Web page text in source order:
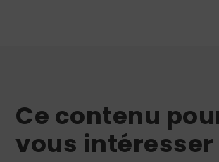
Ce contenu
vous intéresser